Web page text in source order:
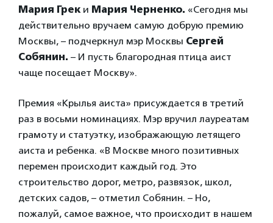
Мария Греки Мария Черненко. «Сегодня мы
действительно вручаем самую добрую премию
Москвы, – подчеркнул мэр Москвы Сергей
Собянин. – И пусть благородная птица аист
чаще посещает Москву».
Премия «Крылья аиста» присуждается в третий
раз в восьми номинациях. Мэр вручил лауреатам
грамоту и статуэтку, изображающую летящего
аиста и ребенка. «В Москве много позитивных
перемен происходит каждый год. Это
строительство дорог, метро, развязок, школ,
детских садов, – отметил Собянин. – Но,
пожалуй, самое важное, что происходит в нашем